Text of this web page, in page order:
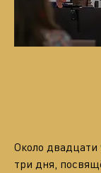
Около двадцати
три дня,